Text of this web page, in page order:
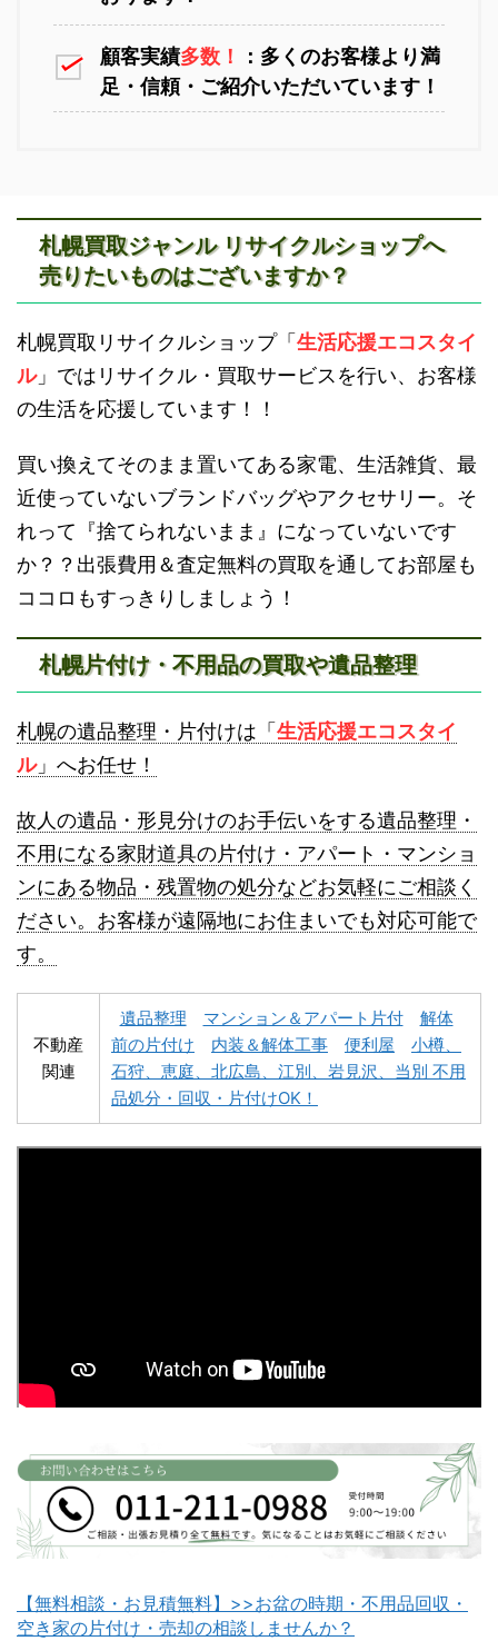
砂川不用品回収 帯広・十勝不用品回収
名寄市不用品回収 士別市不用品回収
深川市不用品回収 夕張市不用品回収
白老町不用品回収 長万部町不用品回収
顧客実績多数！
：多くのお客様より満
足・信頼・ご紹介いただいています！
札幌買取ジャンル リサイクルショップへ
売りたいものはございますか？
札幌買取リサイクルショップ「生活応援エコスタイ
ル」ではリサイクル・買取サービスを行い、お客様
の生活を応援しています！！
買い換えてそのまま置いてある家電、生活雑貨、最
近使っていないブランドバッグやアクセサリー。そ
れって『捨てられないまま』になっていないです
か？？出張費用＆査定無料の買取を通してお部屋も
ココロもすっきりしましょう！
札幌片付け・不用品の買取や遺品整理
札幌の遺品整理・片付けは「生活応援エコスタイ
ル」へお任せ！
故人の遺品・形見分けのお手伝いをする遺品整理・
不用になる家財道具の片付け・アパート・マンショ
ンにある物品・残置物の処分などお気軽にご相談く
ださい。お客様が遠隔地にお住まいでも対応可能で
す。
不動産
関連
遺品整理 マンション＆アパート片付
解体
前の片付け
内装＆解体工事 便利屋
小樽、
石狩、恵庭、北広島、江別、岩見沢、当別 不用
品処分・回収・片付けOK！
【無料相談・お見積無料】>>お盆の時期・不用品回収・
空き家の片付け・売却の相談しませんか？